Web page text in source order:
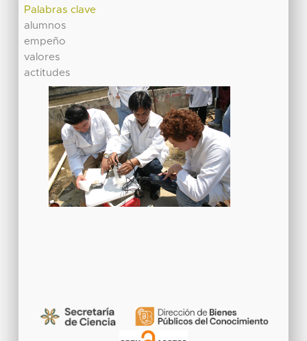
Palabras clave
alumnos
empeño
valores
actitudes